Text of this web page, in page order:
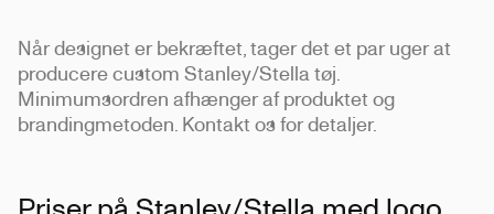
Når designet er bekræftet, tager det et par uger at
producere custom Stanley/Stella tøj.
Minimumsordren afhænger af produktet og
brandingmetoden. Kontakt os for detaljer.
Priser på Stanley/Stella med logo